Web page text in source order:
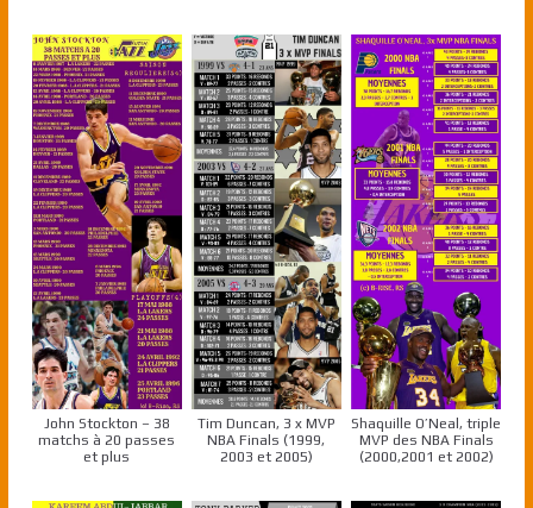
John Stockton – 38
matchs à 20 passes
et plus
Tim Duncan, 3 x MVP
NBA Finals (1999,
2003 et 2005)
Shaquille O’Neal, triple
MVP des NBA Finals
(2000,2001 et 2002)